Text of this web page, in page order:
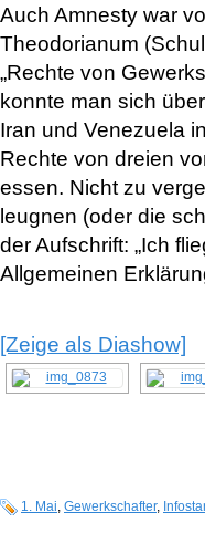
Auch Amnesty war
Theodorianum
„Rechte von
konnte man sich
Iran und Venezuela
Rechte von dreien
essen. Nicht zu
leugnen (oder die
der Aufschrift: „Ich
Allgemeinen
[Zeige als Diashow]
1. Mai Gewerkschafter,